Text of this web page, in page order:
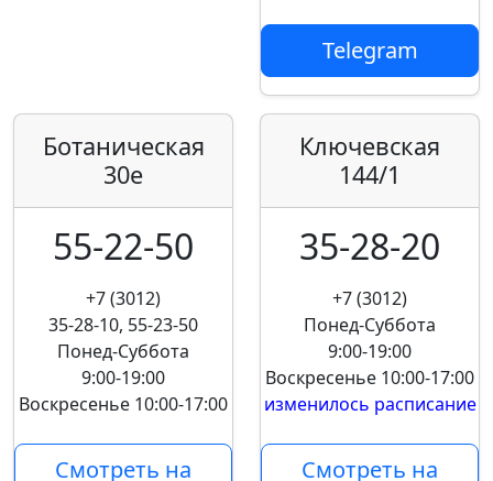
Telegram
Ботаническая
30е
55-22-50
+7 (3012)
35-28-10, 55-23-50
Понед-Суббота
9:00-19:00
Воскресенье 10:00-17:00
Смотреть на
Ключевская
144/1
35-28-20
+7 (3012)
Понед-Суббота
9:00-19:00
Воскресенье 10:00-17:00
изменилось расписание
Смотреть на